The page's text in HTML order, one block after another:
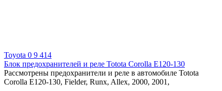
Toyota 0 9 414
Блок предохранителей и реле Totota Corolla E120-130
Рассмотрены предохранители и реле в автомобиле Totota
Corolla E120-130, Fielder, Runx, Allex, 2000, 2001,